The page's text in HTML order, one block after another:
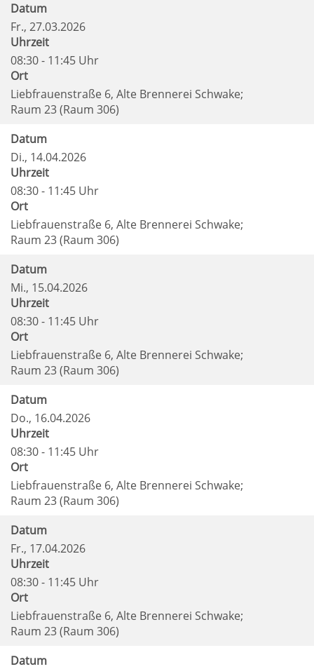
Datum
Fr., 27.03.2026
Uhrzeit
08:30 - 11:45 Uhr
Ort
Liebfrauenstraße 6, Alte Brennerei Schwake;
Raum 23 (Raum 306)
Datum
Di., 14.04.2026
Uhrzeit
08:30 - 11:45 Uhr
Ort
Liebfrauenstraße 6, Alte Brennerei Schwake;
Raum 23 (Raum 306)
Datum
Mi., 15.04.2026
Uhrzeit
08:30 - 11:45 Uhr
Ort
Liebfrauenstraße 6, Alte Brennerei Schwake;
Raum 23 (Raum 306)
Datum
Do., 16.04.2026
Uhrzeit
08:30 - 11:45 Uhr
Ort
Liebfrauenstraße 6, Alte Brennerei Schwake;
Raum 23 (Raum 306)
Datum
Fr., 17.04.2026
Uhrzeit
08:30 - 11:45 Uhr
Ort
Liebfrauenstraße 6, Alte Brennerei Schwake;
Raum 23 (Raum 306)
Datum